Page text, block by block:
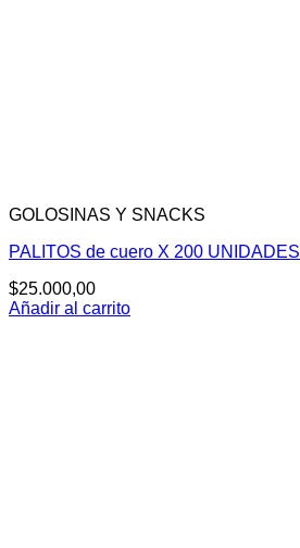
GOLOSINAS Y SNACKS
PALITOS de cuero X 200 UNIDADES
$25.000,00
Añadir al carrito